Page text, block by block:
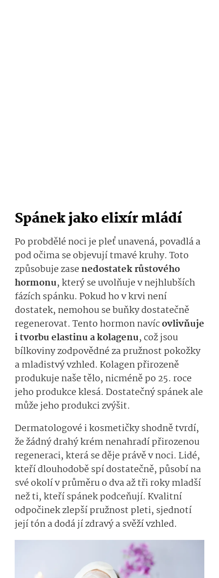
Spánek jako elixír mládí
Po probdělé noci je pleť unavená, povadlá a
pod očima se objevují tmavé kruhy. Toto
způsobuje zasenedostatek růstového
hormonu, který se uvolňuje v nejhlubších
fázích spánku. Pokud ho v krvi není
dostatek, nemohou se buňky dostatečně
regenerovat. Tento hormon navícovlivňuje
i tvorbu elastinu a kolagenu, což jsou
bílkoviny zodpovědné za pružnost pokožky
a mladistvý vzhled. Kolagen přirozeně
produkuje naše tělo, nicméně po 25. roce
jeho produkce klesá. Dostatečný spánek ale
může jeho produkci zvýšit.
Dermatologové i kosmetičky shodně tvrdí,
že žádný drahý krém nenahradí přirozenou
regeneraci, která se děje právě v noci. Lidé,
kteří dlouhodobě spí dostatečně, působí na
své okolí v průměru o dva až tři roky mladší
než ti, kteří spánek podceňují. Kvalitní
odpočinek zlepší pružnost pleti, sjednotí
její tón a dodá jí zdravý a svěží vzhled.